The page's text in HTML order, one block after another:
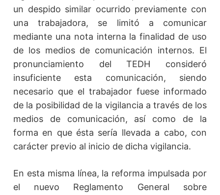
un despido similar ocurrido previamente con
una trabajadora, se limitó a comunicar
mediante una nota interna la finalidad de uso
de los medios de comunicación internos. El
pronunciamiento del TEDH consideró
insuficiente esta comunicación, siendo
necesario que el trabajador fuese informado
de la posibilidad de la vigilancia a través de los
medios de comunicación, así como de la
forma en que ésta sería llevada a cabo, con
carácter previo al inicio de dicha vigilancia.
En esta misma línea, la reforma impulsada por
el nuevo Reglamento General sobre